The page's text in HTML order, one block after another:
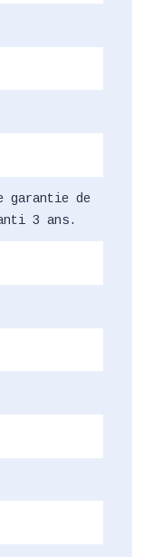
garantie de
3 ans.